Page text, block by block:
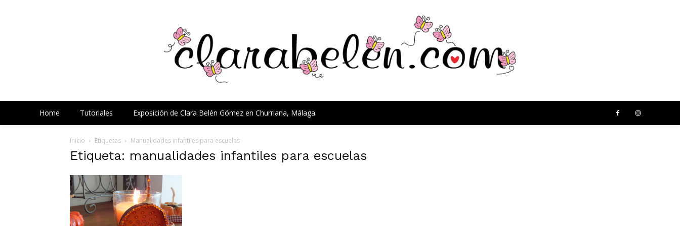
Home Tutoriales Exposición de Clara Belén Gómez en Churriana, Málaga
Inicio Etiquetas Manualidades infantiles para escuelas
Etiqueta: manualidades infantiles para escuelas